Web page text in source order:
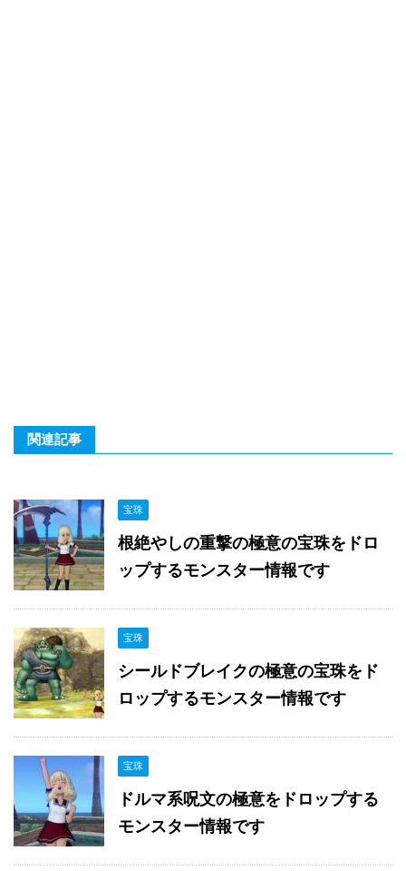
関連記事
宝珠
根絶やしの重撃の極意の宝珠をドロ
ップするモンスター情報です
宝珠
シールドブレイクの極意の宝珠をド
ロップするモンスター情報です
宝珠
ドルマ系呪文の極意をドロップする
モンスター情報です